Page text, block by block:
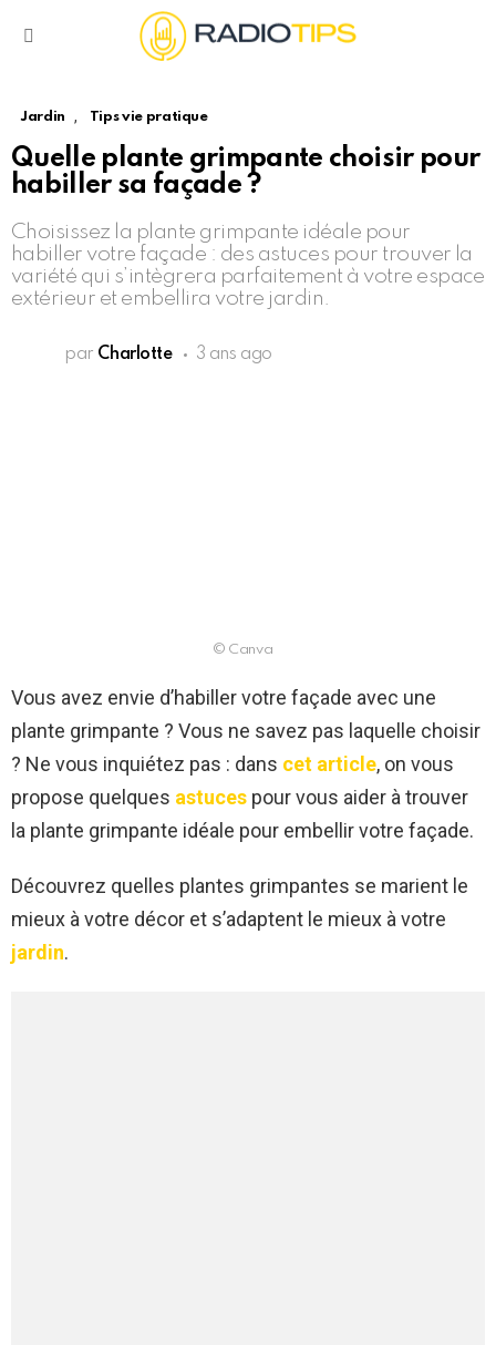
Jardin , Tips vie pratique
Quelle plante grimpante choisir pour
habiller sa façade ?
Choisissez la plante grimpante idéale pour
habiller votre façade : des astuces pour trouver la
variété qui s’intègrera parfaitement à votre espace
extérieur et embellira votre jardin.
par Charlotte 3 ans ago
© Canva
Vous avez envie d’habiller votre façade avec une
plante grimpante ? Vous ne savez pas laquelle choisir
? Ne vous inquiétez pas : dans cet article, on vous
propose quelques astuces pour vous aider à trouver
la plante grimpante idéale pour embellir votre façade.
Découvrez quelles plantes grimpantes se marient le
mieux à votre décor et s’adaptent le mieux à votre
jardin.